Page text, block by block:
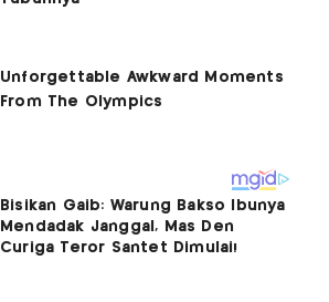
Bisikan Gaib: Warung Bakso Ibunya
Mendadak Janggal, Mas Den
Curiga Teror Santet Dimulai!